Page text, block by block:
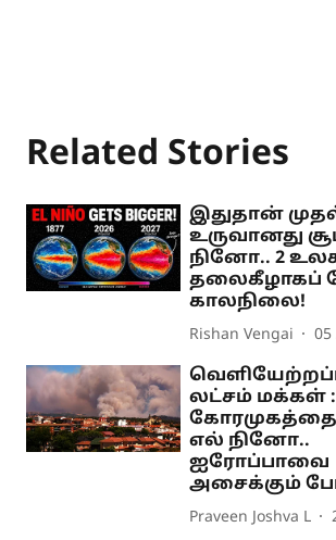
Related Stories
இதுதான்
உருவானது
நினோ.. 2
தலைகீழாகப்
காலநிலை!
Rishan Vengai 05
லட்சம் மக்கள் :
கோரமுகத்தை
எல் நினோ..
ஐரோப்பாவை
அசைக்கும்
Praveen Joshva L